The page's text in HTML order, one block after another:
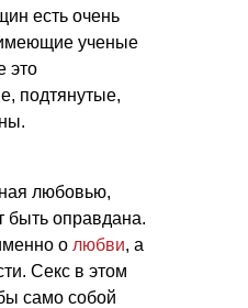
есть очень
ученые
это
подтянутые,
любовью,
быть оправдана.
о любви, а
Секс в этом
само собой